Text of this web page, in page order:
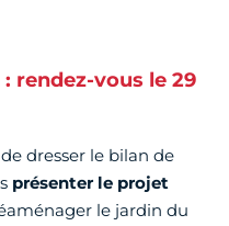
rendez-vous le 29
dresser le bilan de
présenter le projet
le jardin du